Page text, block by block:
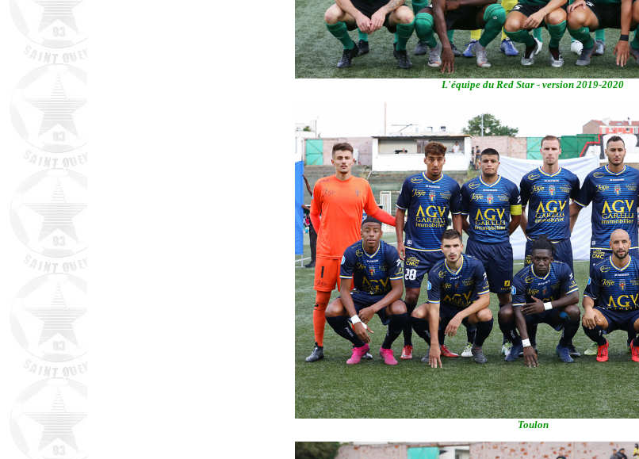
L'équipe du Red Star - version 2019-2020
Toulon